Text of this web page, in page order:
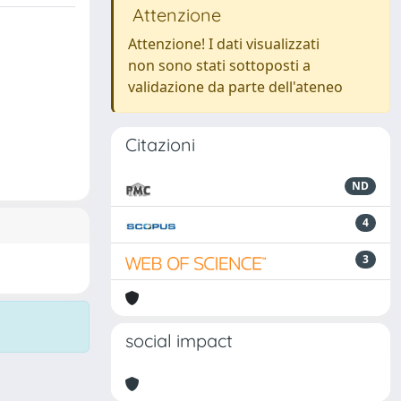
Attenzione
Attenzione! I dati visualizzati
non sono stati sottoposti a
validazione da parte dell'ateneo
Citazioni
ND
4
3
social impact